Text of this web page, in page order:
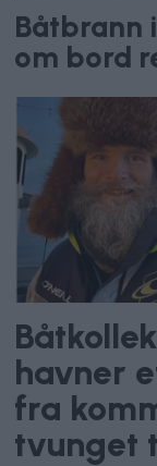
Båtbrann
om bord
havner
fra
tvunget